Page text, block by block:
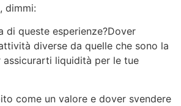
dimmi:
di queste esperienze?Dover
diverse da quelle che sono la
assicurarti liquidità per le tue
come un valore e dover svendere